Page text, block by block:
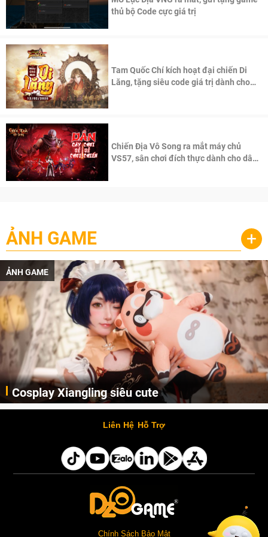
thủ bộ Code cực giá trị
Tam Quốc Chí kích hoạt đại chiến Di
Lăng, tặng siêu code giá trị dành cho
Chiến Địa Vô Song ra mắt máy chủ
VS57, sân chơi đích thực dành cho dân
ẢNH GAME +
ẢNH GAME
Lala Croft vừa nóng vừa xinh dưới nét vẽ của
AI
Cùng đến với những hình ảnh Lala Croft của Tomb Raider dưới nét vẽ của AI. Một cô nàng xinh đẹp, nóng bỏng nhưng cũng rắn rỏi và mạnh mẽ.
Liên Hệ Hỗ Trợ
Chính Sách Bảo Mật